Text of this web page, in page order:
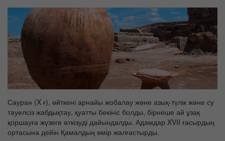
Сауран (X ғ), өйткені арнайы жобалау және азық-түлік және су
тәуелсіз жабдықтау, қуатты бекініс болды, бірнеше ай ұзақ
қоршауға жүзеге өткізуді дайындалды. Адамдар XVII ғасырдың
ортасына дейін Қамалдың өмір жалғастырды.